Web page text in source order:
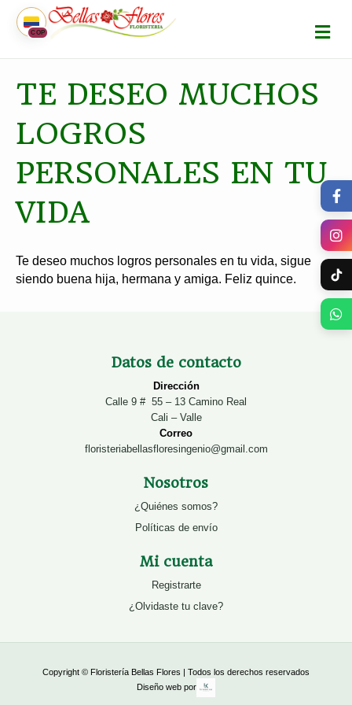
COP M
E
N
TE DESEO MUCHOS
LOGROS
PERSONALES EN TU
VIDA
Te deseo muchos logros personales en tu vida, sigue
siendo buena hija, hermana y amiga. Feliz quince.
Datos de contacto
Dirección
Calle 9 # 55 – 13 Camino Real
Cali – Valle
Correo
floristeriabellasfloresingenio@gmail.com
Nosotros
¿Quiénes somos?
Políticas de envío
Mi cuenta
Registrarte
¿Olvidaste tu clave?
Copyright © Floristería Bellas Flores | Todos los derechos reservados
Diseño web por